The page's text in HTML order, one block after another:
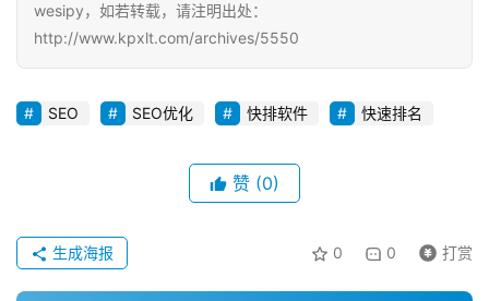
wesipy，如若转载，请注明出处：
http://www.kpxlt.com/archives/5550
SEO SEO优化 快排软件 快速排名
赞 (0)
0 0 打赏
生成海报